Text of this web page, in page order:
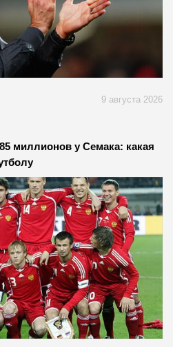
9 августа 2026
миллионов у Семака: какая